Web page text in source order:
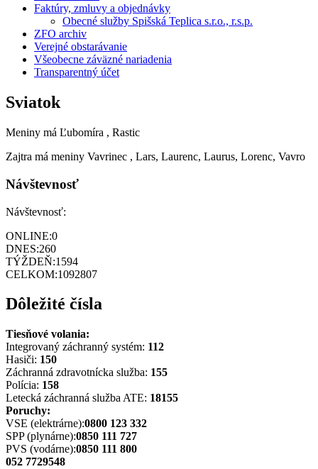
Faktúry, zmluvy a objednávky
Obecné služby Spišská Teplica s.r.o., r.s.p.
ZFO archiv
Verejné obstarávanie
Všeobecne záväzné nariadenia
Transparentný účet
Sviatok
Meniny má Ľubomíra , Rastic
Zajtra má meniny Vavrinec , Lars, Laurenc, Laurus, Lorenc, Vavro
Návštevnosť
Návštevnosť:
ONLINE:0
DNES:260
TÝŽDEŇ:1594
CELKOM:1092807
Dôležité čísla
Tiesňové volania:
Integrovaný záchranný systém: 112
Hasiči: 150
Záchranná zdravotnícka služba: 155
Polícia: 158
Letecká záchranná služba ATE: 18155
Poruchy:
VSE (elektrárne):0800 123 332
SPP (plynárne):0850 111 727
PVS (vodárne):0850 111 800
052 7729548